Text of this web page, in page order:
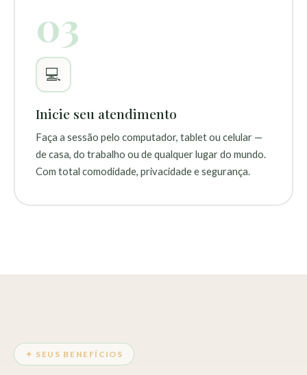
03
💻
Inicie seu atendimento
Faça a sessão pelo computador, tablet ou celular —
de casa, do trabalho ou de qualquer lugar do mundo.
Com total comodidade, privacidade e segurança.
✦ SEUS BENEFÍCIOS